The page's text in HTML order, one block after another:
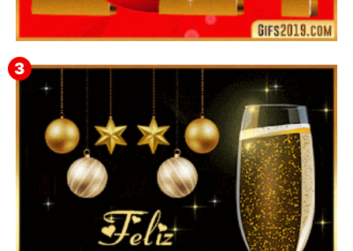
Feliz Año Nuevo 2024 Mi Amor ❤️ Mensajes, Frases y
GIFs